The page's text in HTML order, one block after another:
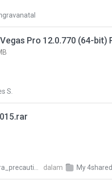
S.
dalam My 4shared